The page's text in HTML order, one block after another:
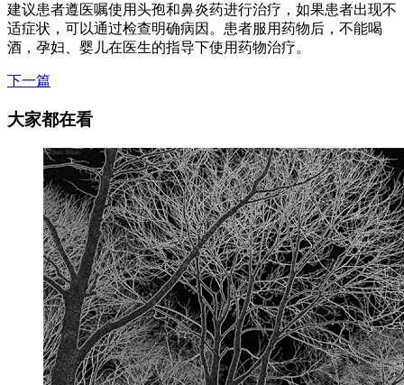
建议患者遵医嘱使用头孢和鼻炎药进行治疗，如果患者出现不
适症状，可以通过检查明确病因。患者服用药物后，不能喝
酒，孕妇、婴儿在医生的指导下使用药物治疗。
下一篇
大家都在看